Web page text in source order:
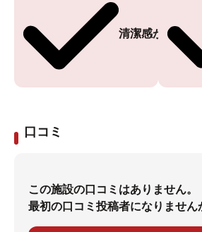
清潔感がある
口コミ
この施設の口コミはありません。
最初の口コミ投稿者になりません